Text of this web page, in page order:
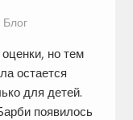
Блог
но тем
остается
для детей.
появилось